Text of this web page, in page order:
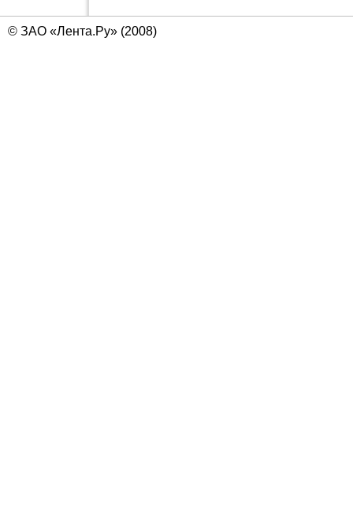
© ЗАО «Лента.Ру» (2008)